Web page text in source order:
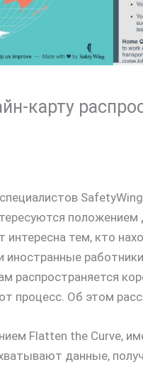
карту
положением
интересна тем, кто
иностранные
распространяется
процесс. Об этом
Flatten the Curve,
данные,